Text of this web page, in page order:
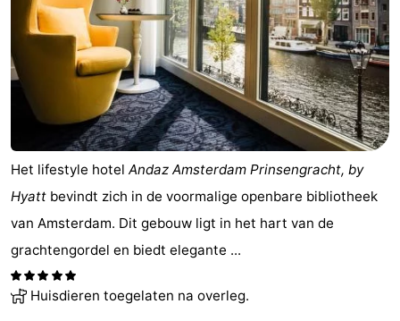
Het lifestyle hotel Andaz Amsterdam Prinsengracht, by
Hyatt bevindt zich in de voormalige openbare bibliotheek
van Amsterdam. Dit gebouw ligt in het hart van de
grachtengordel en biedt elegante ...
Huisdieren toegelaten na overleg.